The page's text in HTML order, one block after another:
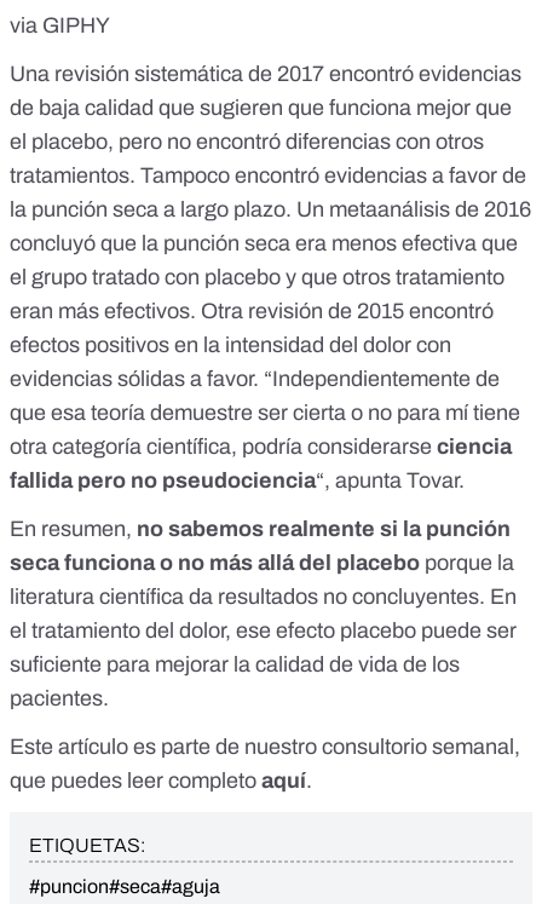
via GIPHY
Una revisión sistemática de 2017 encontró evidencias
de baja calidad que sugieren que funciona mejor que
el placebo, pero no encontró diferencias con otros
tratamientos. Tampoco encontró evidencias a favor de
la punción seca a largo plazo. Un metaanálisis de 2016
concluyó que la punción seca era menos efectiva que
el grupo tratado con placebo y que otros tratamiento
eran más efectivos. Otra revisión de 2015 encontró
efectos positivos en la intensidad del dolor con
evidencias sólidas a favor. “Independientemente de
que esa teoría demuestre ser cierta o no para mí tiene
otra categoría científica, podría considerarse ciencia
fallida pero no pseudociencia“, apunta Tovar.
En resumen, no sabemos realmente si la punción
seca funciona o no más allá del placebo porque la
literatura científica da resultados no concluyentes. En
el tratamiento del dolor, ese efecto placebo puede ser
suficiente para mejorar la calidad de vida de los
pacientes.
Este artículo es parte de nuestro consultorio semanal,
que puedes leer completo aquí.
ETIQUETAS:
#puncion#seca#aguja